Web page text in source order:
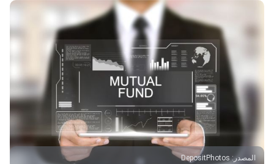
المصدر:
DepositPhotos